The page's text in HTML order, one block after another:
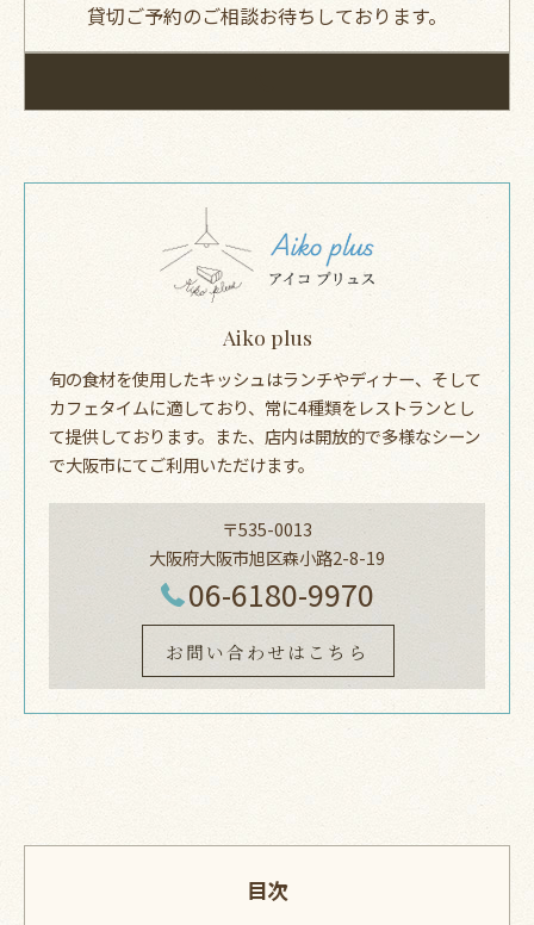
貸切ご予約のご相談お待ちしております。
Aiko plus
旬の食材を使用したキッシュはランチやディナー、そして
カフェタイムに適しており、常に4種類をレストランとし
て提供しております。また、店内は開放的で多様なシーン
で大阪市にてご利用いただけます。
〒535-0013
大阪府大阪市旭区森小路2-8-19
06-6180-9970
お問い合わせはこちら
目次